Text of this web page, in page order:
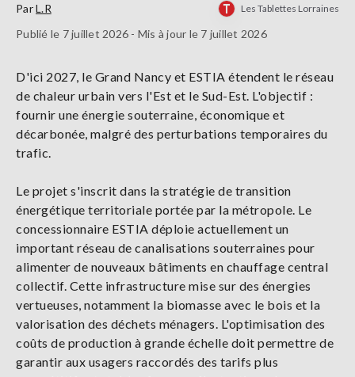
ParL.R Les Tablettes Lorraines
Publié le 7 juillet 2026 - Mis à jour le 7 juillet 2026
D'ici 2027, le Grand Nancy et ESTIA étendent le réseau
de chaleur urbain vers l'Est et le Sud-Est. L'objectif :
fournir une énergie souterraine, économique et
décarbonée, malgré des perturbations temporaires du
trafic.
Le projet s'inscrit dans la stratégie de transition
énergétique territoriale portée par la métropole. Le
concessionnaire ESTIA déploie actuellement un
important réseau de canalisations souterraines pour
alimenter de nouveaux bâtiments en chauffage central
collectif. Cette infrastructure mise sur des énergies
vertueuses, notamment la biomasse avec le bois et la
valorisation des déchets ménagers. L'optimisation des
coûts de production à grande échelle doit permettre de
garantir aux usagers raccordés des tarifs plus